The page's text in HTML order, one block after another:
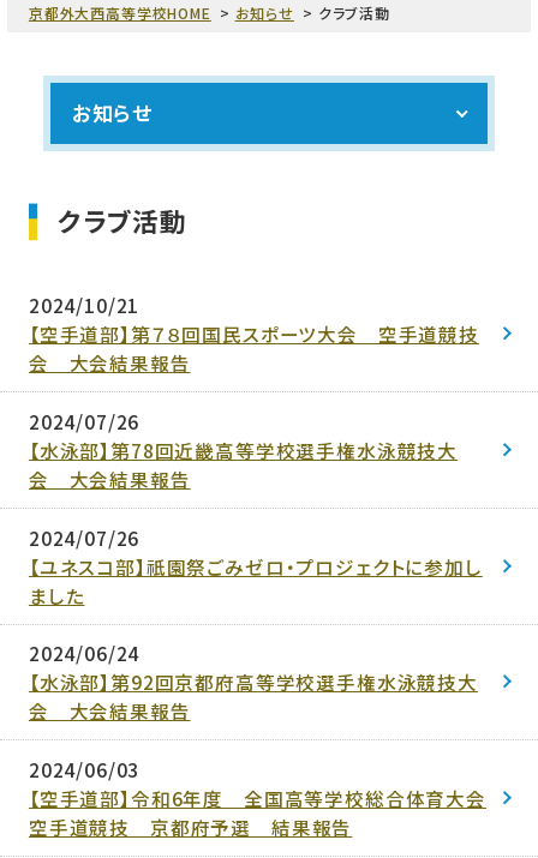
京都外大西高等学校HOME お知らせ クラブ活動
お知らせ
クラブ活動
2024/10/21
【空手道部】第７８回国民スポーツ大会 空手道競技
会 大会結果報告
2024/07/26
【水泳部】第78回近畿高等学校選手権水泳競技大
会 大会結果報告
2024/07/26
【ユネスコ部】祇園祭ごみゼロ・プロジェクトに参加し
ました
2024/06/24
【水泳部】第92回京都府高等学校選手権水泳競技大
会 大会結果報告
2024/06/03
【空手道部】令和6年度 全国高等学校総合体育大会
空手道競技 京都府予選 結果報告